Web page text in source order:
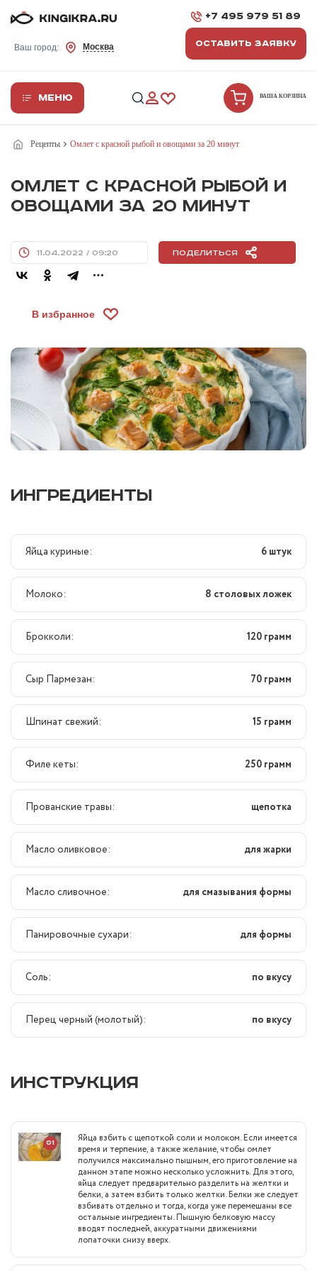
Ваш город: Москва
+7 495 979 51 89
ОСТАВИТЬ ЗАЯВКУ
Меню ВАША КОРЗИНА
Рецепты Омлет с красной рыбой и овощами за 20 минут
ОМЛЕТ С КРАСНОЙ РЫБОЙ И
ОВОЩАМИ ЗА 20 МИНУТ
11.04.2022 / 09:20 Поделиться
В избранное
ИНГРЕДИЕНТЫ
Яйца куриные: 6 штук
Молоко: 8 столовых ложек
Брокколи: 120 грамм
Сыр Пармезан: 70 грамм
Шпинат свежий: 15 грамм
Филе кеты: 250 грамм
Прованские травы: щепотка
Масло оливковое: для жарки
Масло сливочное: для смазывания формы
Панировочные сухари: для формы
Соль: по вкусу
Перец черный (молотый): по вкусу
ИНСТРУКЦИЯ
01
Яйца взбить с щепоткой соли и молоком. Если имеется
время и терпение, а также желание, чтобы омлет
получился максимально пышным, его приготовление на
данном этапе можно несколько усложнить. Для этого,
яйца следует предварительно разделить на желтки и
белки, а затем взбить только желтки. Белки же следует
взбивать отдельно и тогда, когда уже перемешаны все
остальные ингредиенты. Пышную белковую массу
вводят последней, аккуратными движениями
лопаточки снизу вверх.